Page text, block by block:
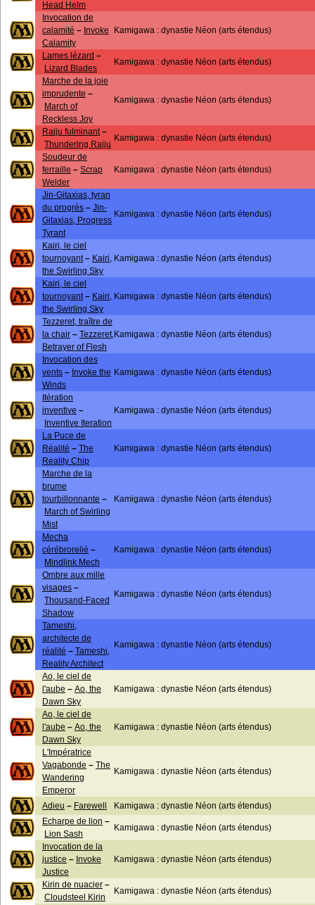
Head Helm
Invocation de
calamité – Invoke
Calamity
Kamigawa : dynastie Néon (arts étendus)
Lames lézard –
Lizard Blades
Kamigawa : dynastie Néon (arts étendus)
Marche de la joie
imprudente –
March of
Reckless Joy
Kamigawa : dynastie Néon (arts étendus)
Raiju fulminant–
Thundering Raiju
Kamigawa : dynastie Néon (arts étendus)
Soudeur de
ferraille – Scrap
Welder
Kamigawa : dynastie Néon (arts étendus)
Jin-Gitaxias, tyran
du progrès – Jin-
Gitaxias, Progress
Tyrant
Kamigawa : dynastie Néon (arts étendus)
Kairi, le ciel
tournoyant– Kairi,
the Swirling Sky
Kamigawa : dynastie Néon (arts étendus)
Kairi, le ciel
tournoyant– Kairi,
the Swirling Sky
Kamigawa : dynastie Néon (arts étendus)
Tezzeret, traître de
la chair – Tezzeret,
Betrayer of Flesh
Kamigawa : dynastie Néon (arts étendus)
Invocation des
vents – Invoke the
Winds
Kamigawa : dynastie Néon (arts étendus)
Itération
inventive –
Inventive Iteration
Kamigawa : dynastie Néon (arts étendus)
La Puce de
Réalité – The
Reality Chip
Kamigawa : dynastie Néon (arts étendus)
Marche de la
brume
tourbillonnante –
March of Swirling
Mist
Kamigawa : dynastie Néon (arts étendus)
Mecha
cérébrorelié –
Mindlink Mech
Kamigawa : dynastie Néon (arts étendus)
Ombre aux mille
visages –
Thousand-Faced
Shadow
Kamigawa : dynastie Néon (arts étendus)
Tameshi,
architecte de
réalité – Tameshi,
Reality Architect
Kamigawa : dynastie Néon (arts étendus)
Ao, le ciel de
l'aube – Ao, the
Dawn Sky
Kamigawa : dynastie Néon (arts étendus)
Ao, le ciel de
l'aube – Ao, the
Dawn Sky
Kamigawa : dynastie Néon (arts étendus)
L'Impératrice
Vagabonde – The
Wandering
Emperor
Kamigawa : dynastie Néon (arts étendus)
Adieu – Farewell
Kamigawa : dynastie Néon (arts étendus)
Echarpe de lion –
Lion Sash
Kamigawa : dynastie Néon (arts étendus)
Invocation de la
justice – Invoke
Justice
Kamigawa : dynastie Néon (arts étendus)
Kirin de nuacier –
Cloudsteel Kirin
Kamigawa : dynastie Néon (arts étendus)